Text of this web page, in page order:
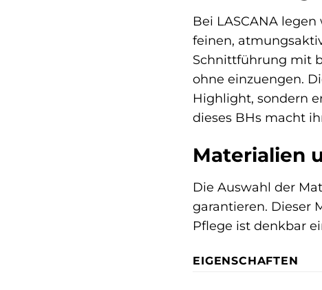
Bei LASCANA
feinen,
Schnittführung mit
ohne einzuengen.
Highlight, sondern
dieses BHs macht
Materialien
Die Auswahl der
garantieren. Dieser
Pflege ist denkbar
EIGENSCHAFTEN